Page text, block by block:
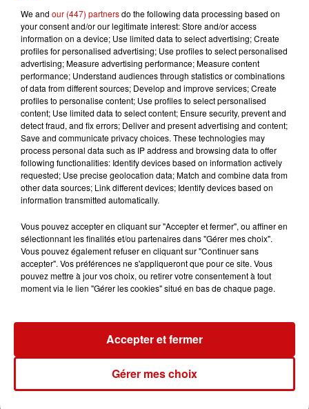
L'adresse email pour postuler *
Votre téléphone
Vous pouvez ajouter un fichier si besoin
L'upload de fichier est limité à 2Mo pour les images et PDF et 5Mo pour
les audios.
A LA UNE
We and our (447) partnersdo the following data processing based on
your consent and/or our legitimate interest: Store and/or access
information on a device; Use limited data to select advertising; Create
profiles for personalised advertising; Use profiles to select personalised
advertising; Measure advertising performance; Measure content
performance; Understand audiences through statistics or combinations
of data from different sources; Develop and improve services; Create
profiles to personalise content; Use profiles to select personalised
content; Use limited data to select content; Ensure security, prevent and
detect fraud, and fix errors; Deliver and present advertising and content;
Save and communicate privacy choices. These technologies may
process personal data such as IP address and browsing data to offer
following functionalities: Identify devices based on information actively
requested; Use precise geolocation data; Match and combine data from
other data sources; Link different devices; Identify devices based on
information transmitted automatically.
Vous pouvez accepter en cliquant sur "Accepter et fermer", ou affiner en
sélectionnant les finalités et/ou partenaires dans "Gérer mes choix".
Vous pouvez également refuser en cliquant sur "Continuer sans
accepter". Vos préférences ne s'appliqueront que pour ce site. Vous
pouvez mettre à jour vos choix, ou retirer votre consentement à tout
moment via le lien "Gérer les cookies" situé en bas de chaque page.
Gérer mes choix
Accepter et fermer